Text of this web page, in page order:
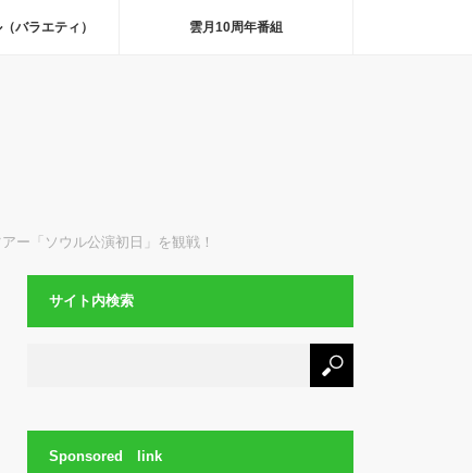
バラエティ） 雲月10周年番組
ー「ソウル公演初日」を観戦！
サイト内検索
Sponsored link